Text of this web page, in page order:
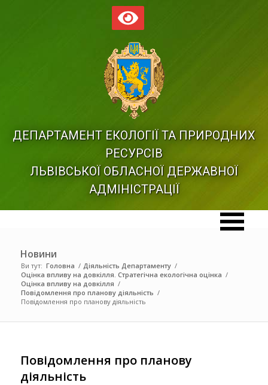
ДЕПАРТАМЕНТ ЕКОЛОГІЇ ТА ПРИРОДНИХ
РЕСУРСІВ
ЛЬВІВСЬКОЇ ОБЛАСНОЇ ДЕРЖАВНОЇ
АДМІНІСТРАЦІЇ
Новини
Ви тут: Головна / Діяльність Департаменту /
Оцінка впливу на довкілля. Стратегічна екологічна оцінка /
Оцінка впливу на довкілля /
Повідомлення про планову діяльність /
Повідомлення про планову діяльність
Повідомлення про планову
діяльність